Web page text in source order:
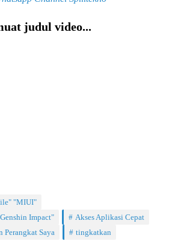
judul video...
"MIUI"
Impact"
Akses Aplikasi Cepat
Perangkat Saya tingkatkan